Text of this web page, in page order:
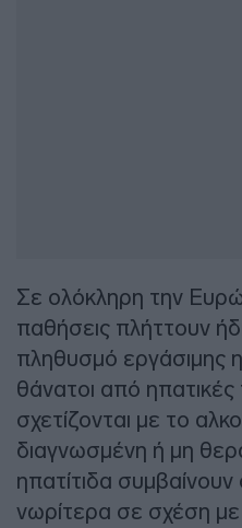
Σε ολόκληρη την
παθήσεις πλήττουν
πληθυσμό εργάσιμης
θάνατοι από
σχετίζονται με το
διαγνωσμένη ή μη
ηπατίτιδα
νωρίτερα σε σχέση με